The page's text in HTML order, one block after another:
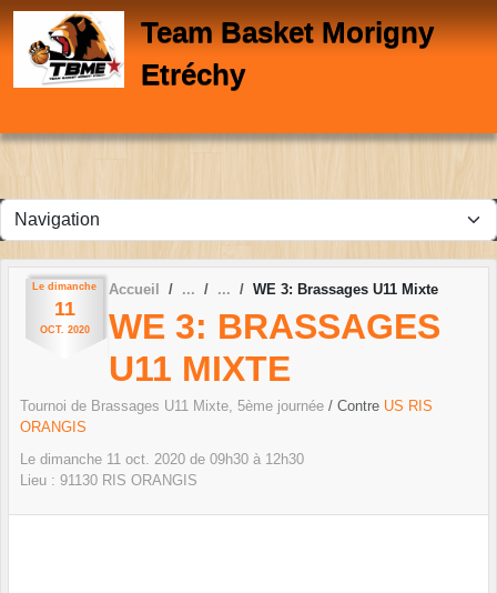
Team Basket Morigny
Etréchy
Le dimanche
11
OCT. 2020
Accueil WE 3: Brassages U11 Mixte
WE 3: BRASSAGES
U11 MIXTE
Tournoi de Brassages U11 Mixte, 5ème journée / Contre US RIS
ORANGIS
Le dimanche 11 oct. 2020 de 09h30 à 12h30
Lieu : 91130 RIS ORANGIS
Panneau de gestion des cookies